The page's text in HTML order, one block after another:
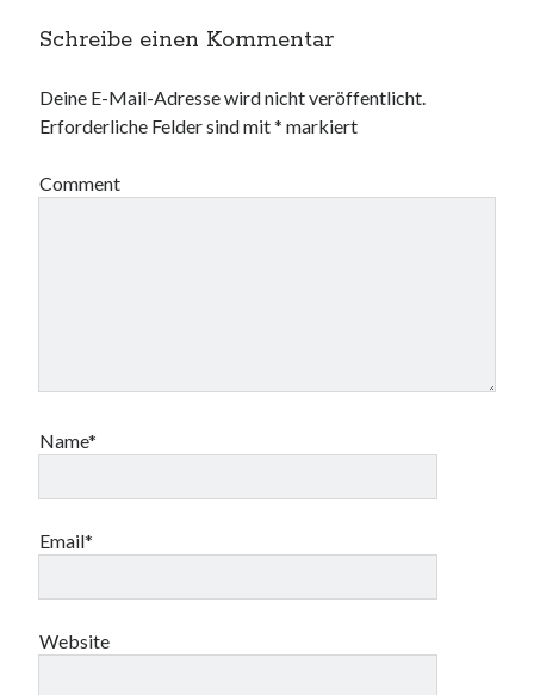
Schreibe einen Kommentar
Deine E-Mail-Adresse wird nicht veröffentlicht.
Erforderliche Felder sind mit* markiert
Comment
Name*
Email*
Website